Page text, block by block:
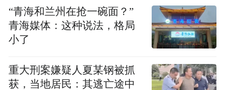
“青海和兰州在抢一碗面？”
青海媒体：这种说法，格局
小了
重大刑案嫌疑人夏某钢被抓
获，当地居民：其逃亡途中